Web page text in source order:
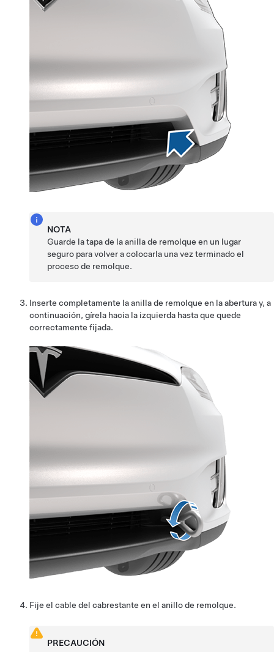
NOTA
Guarde la tapa de la anilla de remolque en un lugar
seguro para volver a colocarla una vez terminado el
proceso de remolque.
Inserte completamente la anilla de remolque en la abertura y, a
continuación, gírela hacia la izquierda hasta que quede
correctamente fijada.
Fije el cable del cabrestante en el anillo de remolque.
PRECAUCIÓN